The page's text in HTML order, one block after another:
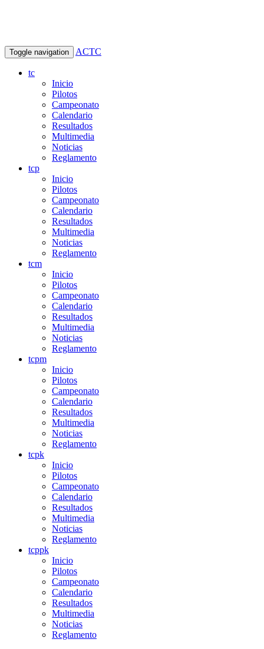
Toggle navigation ACTC
tc
Inicio
Pilotos
Campeonato
Calendario
Resultados
Multimedia
Noticias
Reglamento
tcp
Inicio
Pilotos
Campeonato
Calendario
Resultados
Multimedia
Noticias
Reglamento
tcm
Inicio
Pilotos
Campeonato
Calendario
Resultados
Multimedia
Noticias
Reglamento
tcpm
Inicio
Pilotos
Campeonato
Calendario
Resultados
Multimedia
Noticias
Reglamento
tcpk
Inicio
Pilotos
Campeonato
Calendario
Resultados
Multimedia
Noticias
Reglamento
tcppk
Inicio
Pilotos
Campeonato
Calendario
Resultados
Multimedia
Noticias
Reglamento